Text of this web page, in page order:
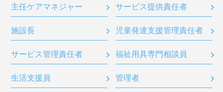
主任ケアマネジャー サービス提供責任者
施設長 児童発達支援管理責任者
サービス管理責任者 福祉用具専門相談員
生活支援員 管理者